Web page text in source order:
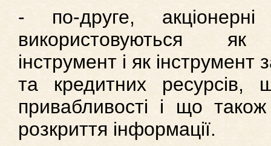
- по-друге, акціонерні
використовуються як
інструмент і як інструмент
та кредитних ресурсів,
привабливості і що
розкриття інформації.